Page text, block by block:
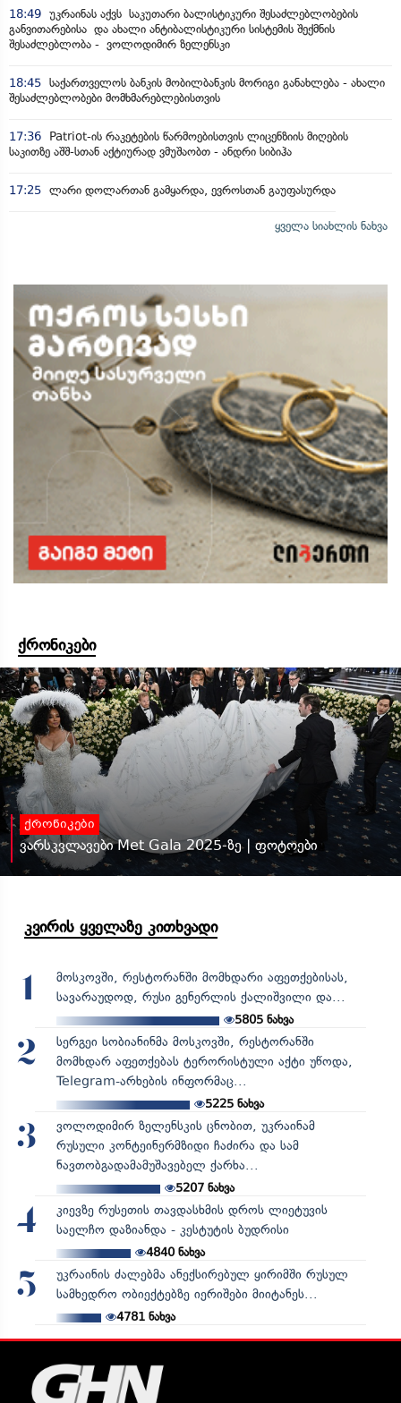
18:49 უკრაინას აქვს საკუთარი ბალისტიკური შესაძლებლობების
განვითარებისა და ახალი ანტიბალისტიკური სისტემის შექმნის
შესაძლებლობა - ვოლოდიმირ ზელენსკი
18:45 საქართველოს ბანკის მობილბანკის მორიგი განახლება - ახალი
შესაძლებლობები მომხმარებლებისთვის
17:36
Patriot-ის რაკეტების წარმოებისთვის ლიცენზიის მიღების
საკითზე აშშ-სთან აქტიურად ვმუშაობთ - ანდრი სიბიჰა
17:25 ლარი დოლართან გამყარდა, ევროსთან გაუფასურდა
ყველა სიახლის ნახვა
ქრონიკები
ქრონიკები
ვარსკვლავები Met Gala 2025-ზე | ფოტოები
კვირის ყველაზე კითხვადი
1
მოსკოვში, რესტორანში მომხდარი აფეთქებისას,
სავარაუდოდ, რუსი გენერლის ქალიშვილი და...
5805 ნახვა
2
სერგეი სობიანინმა მოსკოვში, რესტორანში
მომხდარ აფეთქებას ტერორისტული აქტი უწოდა,
Telegram-არხების ინფორმაც...
5225ნახვა
3
ვოლოდიმირ ზელენსკის ცნობით, უკრაინამ
რუსული კონტეინერმზიდი ჩაძირა და სამ
ნავთობგადამამუშავებელ ქარხა...
5207ნახვა
4
კიევზე რუსეთის თავდასხმის დროს ლიეტუვის
საელჩო დაზიანდა - კესტუტის ბუდრისი
4840ნახვა
5
უკრაინის ძალებმა ანექსირებულ ყირიმში რუსულ
სამხედრო ობიექტებზე იერიშები მიიტანეს...
4781ნახვა